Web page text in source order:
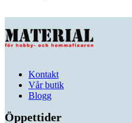
Kontakt
Vår butik
Blogg
Öppettider